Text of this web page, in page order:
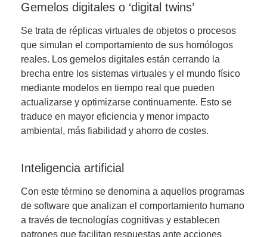
Gemelos digitales o ‘digital twins’
Se trata de réplicas virtuales de objetos o procesos
que simulan el comportamiento de sus homólogos
reales. Los gemelos digitales están cerrando la
brecha entre los sistemas virtuales y el mundo físico
mediante modelos en tiempo real que pueden
actualizarse y optimizarse continuamente. Esto se
traduce en mayor eficiencia y menor impacto
ambiental, más fiabilidad y ahorro de costes.
Inteligencia artificial
Con este término se denomina a aquellos programas
de software que analizan el comportamiento humano
a través de tecnologías cognitivas y establecen
patrones que facilitan respuestas ante acciones